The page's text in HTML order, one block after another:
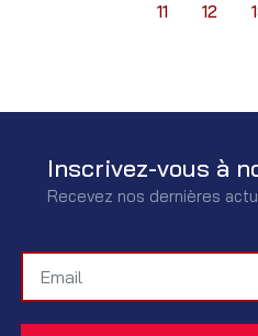
11
12
Inscrivez-vous à
Recevez nos dernières